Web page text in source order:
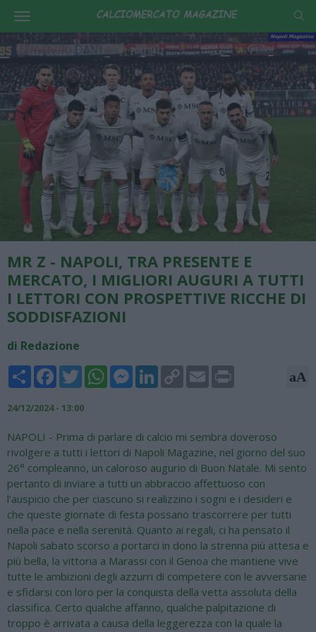
MR Z - NAPOLI, TRA PRESENTE E
MERCATO, I MIGLIORI AUGURI A TUTTI
I LETTORI CON PROSPETTIVE RICCHE DI
SODDISFAZIONI
di Redazione
Share FacebookTwitterWhatsAppMessengerLinkedInCopy
Link
Email aA
24/12/2024 - 13:00
NAPOLI - Prima di parlare di calcio mi sembra doveroso
rivolgere a tutti i lettori di Napoli Magazine, nel giorno del suo
26° compleanno, un caloroso augurio di Buon Natale. Mi sento
pertanto di inviare a tutti un abbraccio affettuoso con
l’auspicio che per ciascuno si realizzino i sogni e i desideri e
che queste giornate di festa possano trascorrere per tutti
nella pace e nella serenità. Quanto ai regali, ci ha pensato il
Napoli sabato scorso a portarci in dono la strenna più attesa e
più bella, la vittoria a Marassi con il Genoa che mantiene vive
tutte le ambizioni degli azzurri di competere con le avversarie
e sfidarsi con loro per la conquista della vetta assoluta della
classifica. Certo qualche affanno, qualche palpitazione di
troppo è arrivata a causa della leggerezza con la quale la